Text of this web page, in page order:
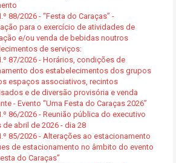
88/2026 - “Festa do Caraças” -
para o exercício de atividades de
e/ou venda de bebidas noutros
de serviços:
87/2026 - Horários, condições de
dos estabelecimentos dos grupos
espaços associativos, recintos
e de diversão provisória e venda
- Evento “Uma Festa do Caraças 2026”
86/2026 - Reunião pública do executivo
de abril de 2026 - dia 28
85/2026 - Alterações ao estacionamento
de estacionamento no âmbito do evento
do Caraças”